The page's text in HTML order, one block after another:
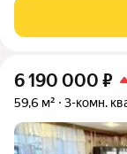
этапе завершения
качественными
6 190 000 ₽
59,6 м² 3-комн.